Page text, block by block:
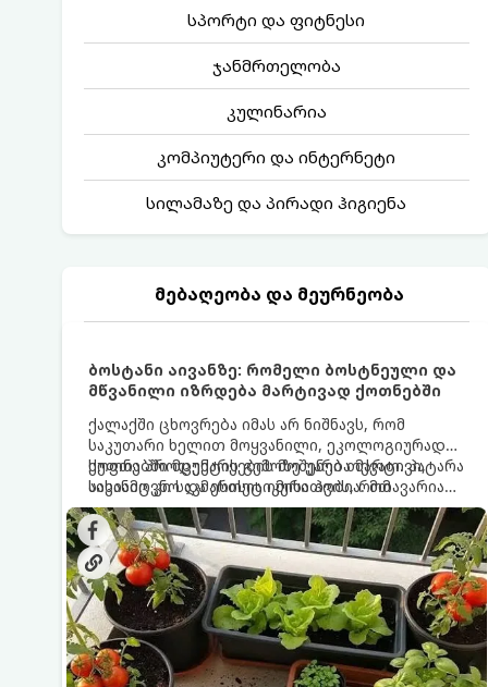
სპორტი და ფიტნესი
ჯანმრთელობა
კულინარია
კომპიუტერი და ინტერნეტი
სილამაზე და პირადი ჰიგიენა
მებაღეობა და მეურნეობა
ბოსტანი აივანზე: რომელი ბოსტნეული და
მწვანილი იზრდება მარტივად ქოთნებში
ქალაქში ცხოვრება იმას არ ნიშნავს, რომ
საკუთარი ხელით მოყვანილი, ეკოლოგიურად
სუფთა პროდუქტის გემოზე უარი თქვათ. პატარა
აივანიც კი საკმარისია იმისათვის, რომ
მოიწყოთ მინი-ბოსტანი, საიდანაც
ყოველდღიურად ახალ, არომატულ მწვანილსა
და ბოსტნეულს მოკრეფთ.
ქოთნებში მცენარეების მოშენება მარტივი,
სასიამოვნო და ესთეტიკური ჰობია. მთავარია
იცოდეთ, რომელი კულტურები ეგუებიან
ქოთნის პირობებს ყველაზე კარგად და როგორ
მოუაროთ მათ სწორად.